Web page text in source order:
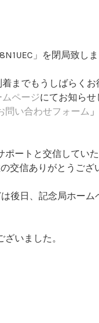
」を閉局致しま
までもうしばらく
ページにてお知らせ
問い合わせフォーム
ートと交信してい
交信ありがとうござ
後日、記念局ホー
いました。